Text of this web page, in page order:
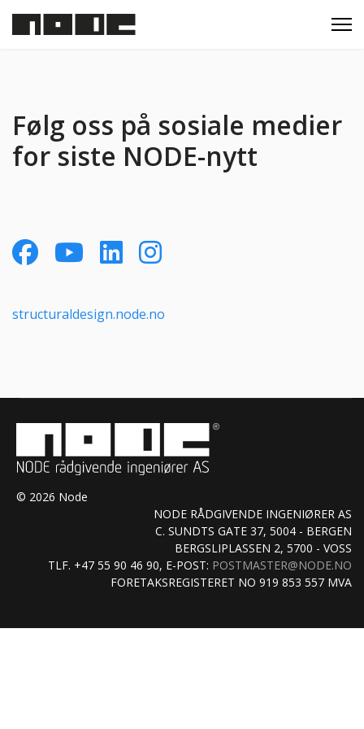
Følg oss på sosiale medier
for siste NODE-nytt
structuraldesign.node.no
© 2026 Node
NODE RÅDGIVENDE INGENIØRER AS
C. SUNDTS GATE 37, 5004 - BERGEN
BERGSLIPLASSEN 2, 5700 - VOSS
TLF. +47 55 90 46 90, E-POST: POSTMASTER@NODE.NO
FORETAKSREGISTERET NO 919 853 557 MVA